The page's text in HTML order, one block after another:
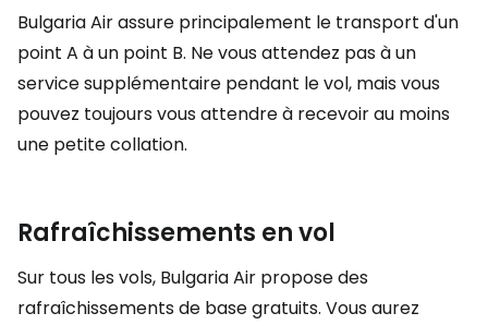
Bulgaria Air assure principalement le transport d'un
point A à un point B. Ne vous attendez pas à un
service supplémentaire pendant le vol, mais vous
pouvez toujours vous attendre à recevoir au moins
une petite collation.
Rafraîchissements en vol
Sur tous les vols, Bulgaria Air propose des
rafraîchissements de base gratuits. Vous aurez